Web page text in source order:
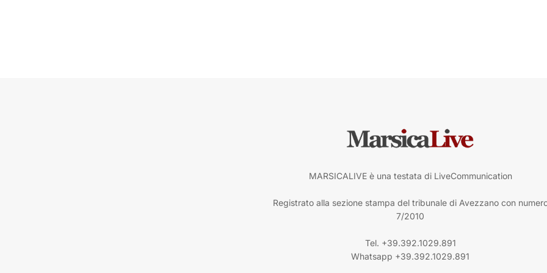
MARSICALIVE è una testata di LiveCommunication
Registrato alla sezione stampa del tribunale di Avezzano con
7/2010
Tel. +39.392.1029.891
Whatsapp +39.392.1029.891